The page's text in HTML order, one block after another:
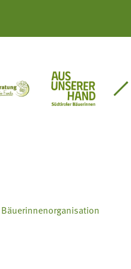
Mit Bäuerinnen lernen -
Lebensberatung für dieAus unserer